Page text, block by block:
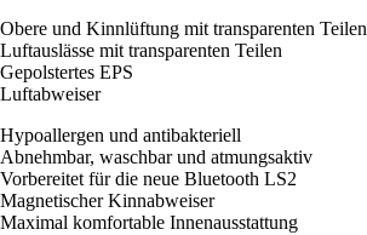
Obere und Kinnlüftung mit transparenten Teilen
Luftauslässe mit transparenten Teilen
Gepolstertes EPS
Luftabweiser
Hypoallergen und antibakteriell
Abnehmbar, waschbar und atmungsaktiv
Vorbereitet für die neue Bluetooth LS2
Magnetischer Kinnabweiser
Maximal komfortable Innenausstattung